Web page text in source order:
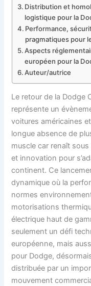
Distribution et
logistique pour la
Performance,
pragmatiques pour
Aspects
européen pour la
Auteur/autrice
Le retour de la Dodge
représente un
voitures américaines
longue absence de
muscle car renaît
et innovation pour
continent. Ce
dynamique où la
normes
motorisations
électrique haut de
seulement un défi
européenne, mais
pour Dodge,
distribuée par un
mouvement